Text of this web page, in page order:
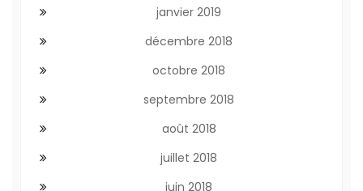
janvier 2019
décembre 2018
octobre 2018
septembre 2018
août 2018
juillet 2018
juin 2018